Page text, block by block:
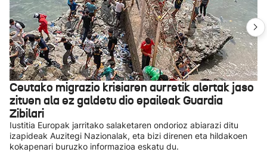
Ceutako migrazio krisiaren aurretik alertak jaso
zituen ala ez galdetu dio epaileak Guardia
Zibilari
Iustitia Europak jarritako salaketaren ondorioz abiarazi ditu
izapideak Auzitegi Nazionalak, eta bizi direnen eta hildakoen
kokapenari buruzko informazioa eskatu du.